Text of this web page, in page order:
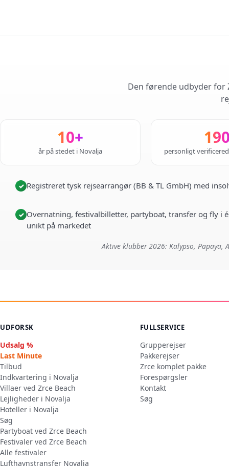
Den førende udbyder for
10+
år på stedet i Novalja personligt
✓ Registreret tysk rejsearrangør (BB & TL GmbH) med
✓ Overnatning, festivalbilletter, partyboat, transfer og fly i
unikt på markedet
Aktive klubber 2026: Kalypso, Papaya,
UDFORSK
Udsalg %
Last Minute
Tilbud
Indkvartering i Novalja
Villaer ved Zrce Beach
Lejligheder i Novalja
Hoteller i Novalja
Søg
Partyboat ved Zrce Beach
Festivaler ved Zrce Beach
Alle festivaler
Lufthavnstransfer Novalja
FULLSERVICE
Grupperejser
Pakkerejser
Zrce komplet pakke
Forespørgsler
Kontakt
Søg